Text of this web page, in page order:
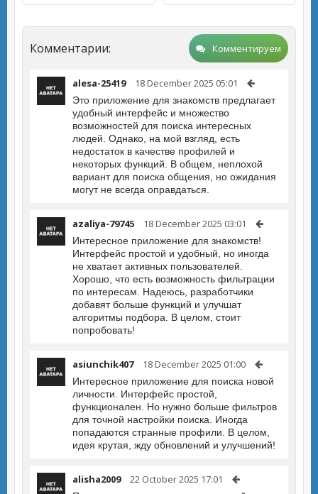
Комментарии: Комментируем
alesa-25419 18 December 2025 05:01
Это приложение для знакомств предлагает
удобный интерфейс и множество
возможностей для поиска интересных
людей. Однако, на мой взгляд, есть
недостаток в качестве профилей и
некоторых функций. В общем, неплохой
вариант для поиска общения, но ожидания
могут не всегда оправдаться.
azaliya-79745 18 December 2025 03:01
Интересное приложение для знакомств!
Интерфейс простой и удобный, но иногда
не хватает активных пользователей.
Хорошо, что есть возможность фильтрации
по интересам. Надеюсь, разработчики
добавят больше функций и улучшат
алгоритмы подбора. В целом, стоит
попробовать!
asiunchik407 18 December 2025 01:00
Интересное приложение для поиска новой
личности. Интерфейс простой,
функционален. Но нужно больше фильтров
для точной настройки поиска. Иногда
попадаются странные профили. В целом,
идея крутая, жду обновлений и улучшений!
alisha2009 22 October 2025 17:01